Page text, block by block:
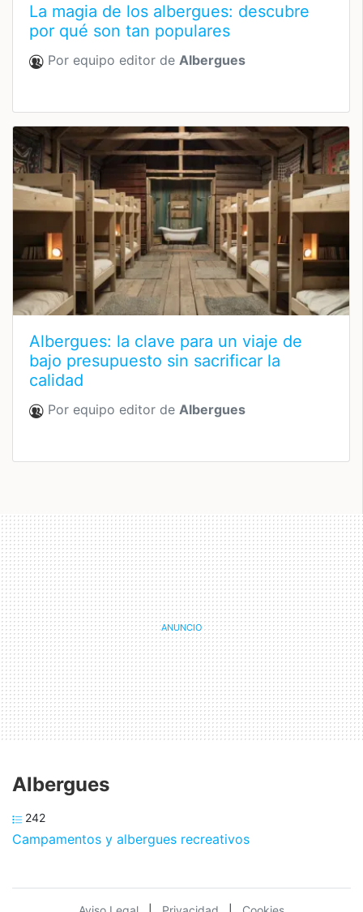
La magia de los albergues: descubre
por qué son tan populares
Por equipo editor de Albergues
Albergues: la clave para un viaje de
bajo presupuesto sin sacrificar la
calidad
Por equipo editor de Albergues
Albergues
242
Campamentos y albergues recreativos